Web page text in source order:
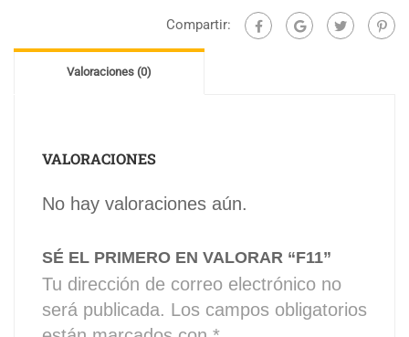
Compartir:
Valoraciones (0)
VALORACIONES
No hay valoraciones aún.
SÉ EL PRIMERO EN VALORAR “F11”
Tu dirección de correo electrónico no
será publicada. Los campos obligatorios